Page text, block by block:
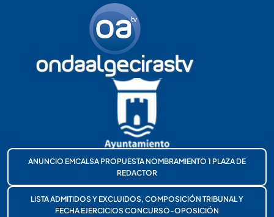
ANUNCIO EMCALSA PROPUESTA NOMBRAMIENTO 1 PLAZA DE
REDACTOR
LISTA ADMITIDOS Y EXCLUIDOS, COMPOSICIÓN TRIBUNAL Y
FECHA EJERCICIOS CONCURSO-OPOSICIÓN